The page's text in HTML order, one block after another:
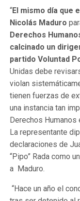
“El mismo día que
Nicolás Maduro
Derechos
calcinado un
partido Voluntad
Unidas debe
violan
tienen fuerzas de
una instancia tan
Derechos Humanos
La representante
declaraciones de
“Pipo” Rada como
a Maduro.
“Hace un año el